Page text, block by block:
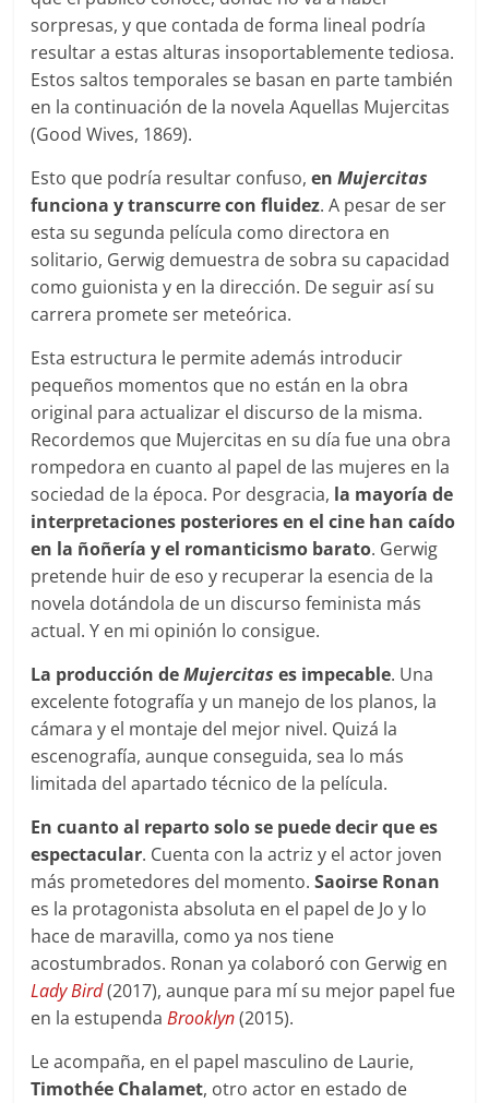
sorpresas, y que contada de forma lineal podría
resultar a estas alturas insoportablemente tediosa.
Estos saltos temporales se basan en parte también
en la continuación de la novela Aquellas Mujercitas
(Good Wives, 1869).
Esto que podría resultar confuso,enMujercitas
funciona y transcurre con fluidez. A pesar de ser
esta su segunda película como directora en
solitario, Gerwig demuestra de sobra su capacidad
como guionista y en la dirección. De seguir así su
carrera promete ser meteórica.
Esta estructura le permite además introducir
pequeños momentos que no están en la obra
original para actualizar el discurso de la misma.
Recordemos que Mujercitas en su día fue una obra
rompedora en cuanto al papel de las mujeres en la
sociedad de la época. Por desgracia, la mayoría de
interpretaciones posteriores en el cine han caído
en la ñoñería y el romanticismo barato. Gerwig
pretende huir de eso y recuperar la esencia de la
novela dotándola de un discurso feminista más
actual. Y en mi opinión lo consigue.
La producción deMujercitas es impecable. Una
excelente fotografía y un manejo de los planos, la
cámara y el montaje del mejor nivel. Quizá la
escenografía, aunque conseguida, sea lo más
limitada del apartado técnico de la película.
En cuanto al reparto solo se puede decir que es
espectacular. Cuenta con la actriz y el actor joven
más prometedores del momento.Saoirse Ronan
es la protagonista absoluta en el papel de Jo y lo
hace de maravilla, como ya nos tiene
acostumbrados. Ronan ya colaboró con Gerwig en
Lady Bird(2017), aunque para mí su mejor papel fue
en la estupendaBrooklyn (2015).
Le acompaña, en el papel masculino de Laurie,
Timothée Chalamet, otro actor en estado de